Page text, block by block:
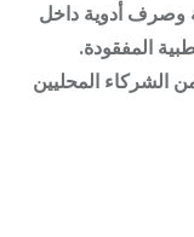
وصرف أدوية داخل
المفقودة.
الشركاء المحليين